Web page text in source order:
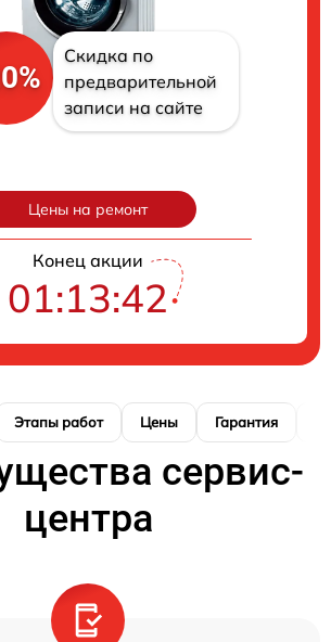
Скидка по
предварительной
записи на сайте
Цены на ремонт
Конец акции
01:13:41
Этапы работ Цены Гарантия
сервис-
центра